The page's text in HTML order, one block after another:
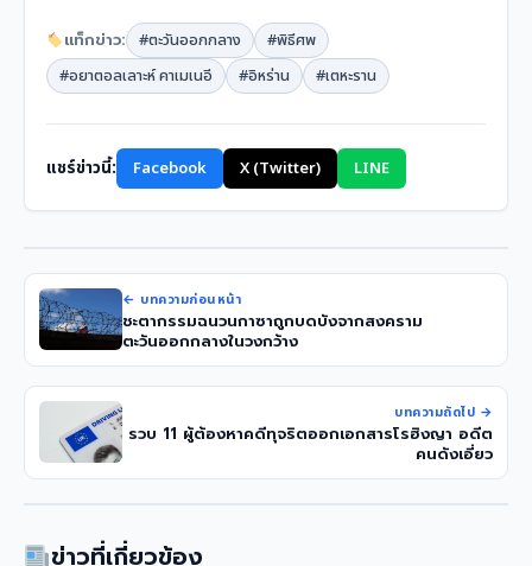
แท็กข่าว: #ตะวันออกกลาง
#พิธีศพ
#อยาตอลเลาะห์ คาเมเนอี
#อิหร่าน #เตหะราน
แชร์ข่าวนี้: Facebook X (Twitter) LINE
← บทความก่อนหน้า
ชะตากรรมฉนวนกาซาถูกบดบังจากสงคราม
ตะวันออกกลางในวงกว้าง
บทความถัดไป →
รวบ 11 ผู้ต้องหาคดีทุจริตออกเอกสารโรฮิงญา อดีต
คนดังเอี่ยว
ข่าวที่เกี่ยวข้อง